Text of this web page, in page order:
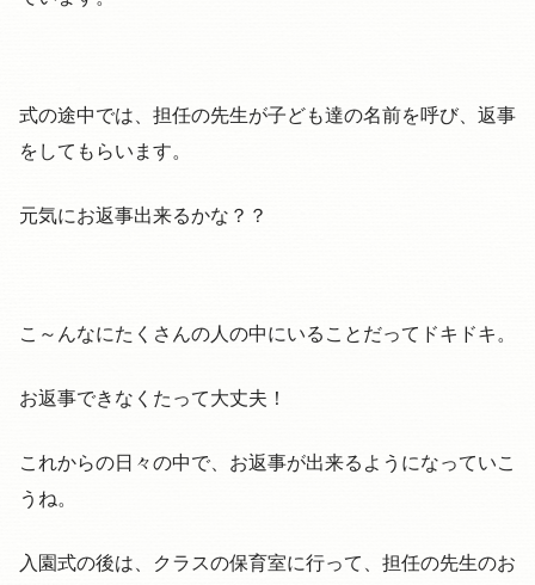
式の途中では、担任の先生が子ども達の名前を呼び、返事
をしてもらいます。
元気にお返事出来るかな？？
こ～んなにたくさんの人の中にいることだってドキドキ。
お返事できなくたって大丈夫！
これからの日々の中で、お返事が出来るようになっていこ
うね。
入園式の後は、クラスの保育室に行って、担任の先生のお